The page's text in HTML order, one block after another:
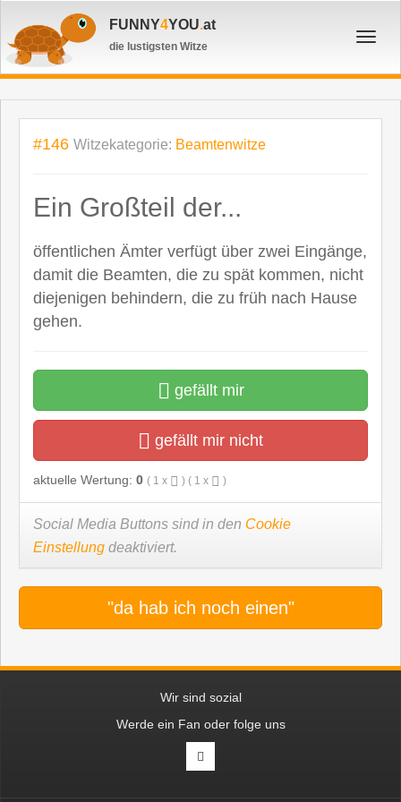
FUNNY4YOU.at
die lustigsten Witze
#146 Witzekategorie: Beamtenwitze
Ein Großteil der...
öffentlichen Ämter verfügt über zwei Eingänge,
damit die Beamten, die zu spät kommen, nicht
diejenigen behindern, die zu früh nach Hause
gehen.
gefällt mir
gefällt mir nicht
aktuelle Wertung: 0 ( 1 x ) ( 1 x )
Social Media Buttons sind in den Cookie
Einstellung deaktiviert.
"da hab ich noch einen"
Wir sind sozial
Werde ein Fan oder folge uns